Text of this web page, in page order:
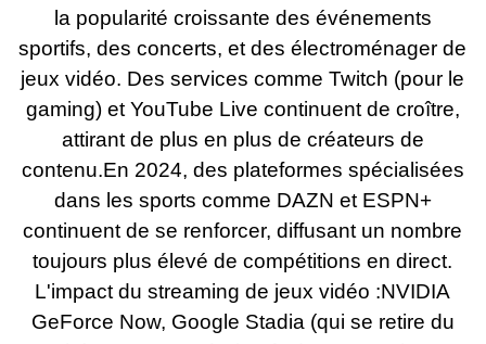
la popularité croissante des événements
sportifs, des concerts, et des électroménager de
jeux vidéo. Des services comme Twitch (pour le
gaming) et YouTube Live continuent de croître,
attirant de plus en plus de créateurs de
contenu.En 2024, des plateformes spécialisées
dans les sports comme DAZN et ESPN+
continuent de se renforcer, diffusant un nombre
toujours plus élevé de compétitions en direct.
L'impact du streaming de jeux vidéo :NVIDIA
GeForce Now, Google Stadia (qui se retire du